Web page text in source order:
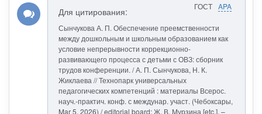
ГОСТ APA
Для цитирования:
Сынчукова А. П. Обеспечение преемственности
между дошкольным и школьным образованием как
условие непрерывности коррекционно-
развивающего процесса с детьми с ОВЗ: сборник
трудов конференции. / А. П. Сынчукова, Н. К.
Жиклаева // Технопарк универсальных
педагогических компетенций : материалы Всерос.
науч.-практич. конф. с междунар. участ. (Чебоксары,
Mar 5, 2026) / editorial board: Ж. В. Мурзина [etc.]. –